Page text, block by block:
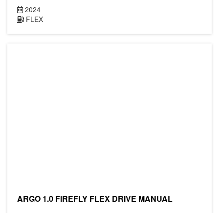
2024
FLEX
ARGO 1.0 FIREFLY FLEX DRIVE MANUAL